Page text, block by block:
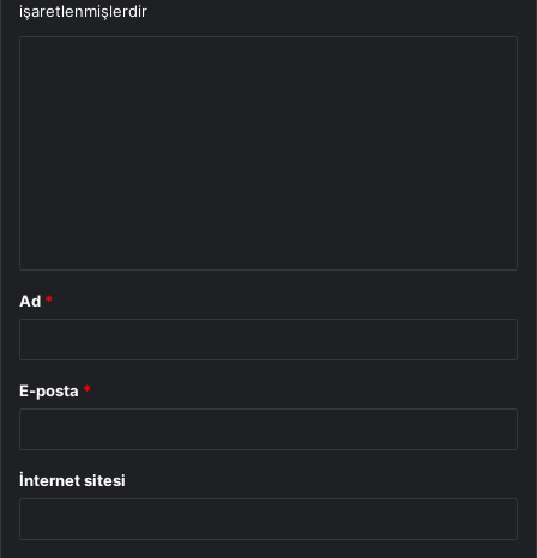
işaretlenmişlerdir
Ad *
E-posta *
İnternet sitesi